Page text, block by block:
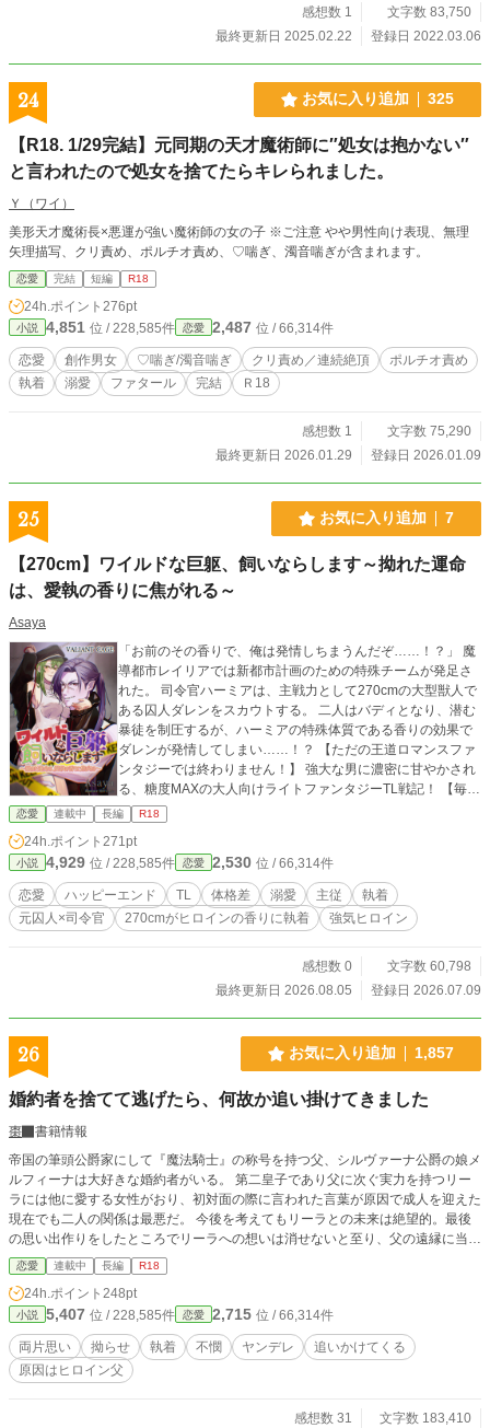
感想数 1
文字数 83,750
最終更新日 2025.02.22
登録日 2022.03.06
24 お気に入り追加 325
【R18. 1/29完結】元同期の天才魔術師に″処女は抱かない″
と言われたので処女を捨てたらキレられました。
Ｙ（ワイ）
美形天才魔術長×悪運が強い魔術師の女の子 ※ご注意 やや男性向け表現、無理
矢理描写、クリ責め、ポルチオ責め、♡喘ぎ、濁音喘ぎが含まれます。
恋愛 完結 短編 R18
24h.ポイント 276pt
小説 4,851 位 / 228,585件 恋愛 2,487 位 / 66,314件
恋愛 創作男女 ♡喘ぎ/濁音喘ぎ クリ責め／連続絶頂
ポルチオ責め
執着
溺愛 ファタール 完結 Ｒ18
感想数 1
文字数 75,290
最終更新日 2026.01.29
登録日 2026.01.09
25 お気に入り追加 7
【270cm】ワイルドな巨躯、飼いならします～拗れた運命
は、愛執の香りに焦がれる～
Asaya
「お前のその香りで、俺は発情しちまうんだぞ……！？」 魔
導都市レイリアでは新都市計画のための特殊チームが発足さ
れた。 司令官ハーミアは、主戦力として270cmの大型獣人で
ある囚人ダレンをスカウトする。 二人はバディとなり、潜む
暴徒を制圧するが、ハーミアの特殊体質である香りの効果で
ダレンが発情してしまい……！？ 【ただの王道ロマンスファ
ンタジーでは終わりません！】 強大な男に濃密に甘やかされ
る、糖度MAXの大人向けライトファンタジーTL戦記！ 【毎日
21:10更新！】 完結までのプロット執筆済み。 9話まで投稿予
約済み、ハピエン確定！約40話で完結予定。 まだまだ濃厚な
R１８回が予定されています。お楽しみに！ X:https://x.com/a
sayahikaru 表紙イラスト：旭谷ヒカル シリーズタイトル：V
ALIANT CAGE
恋愛 連載中 長編 R18
24h.ポイント 271pt
小説 4,929 位 / 228,585件 恋愛 2,530 位 / 66,314件
恋愛 ハッピーエンド TL 体格差 溺愛 主従
執着
元囚人×司令官
270cmがヒロインの香りに執着 強気ヒロイン
感想数 0
文字数 60,798
最終更新日 2026.08.05
登録日 2026.07.09
26 お気に入り追加 1,857
婚約者を捨てて逃げたら、何故か追い掛けてきました
棗
書籍情報
帝国の筆頭公爵家にして『魔法騎士』の称号を持つ父、シルヴァーナ公爵の娘メ
ルフィーナは大好きな婚約者がいる。 第二皇子であり父に次ぐ実力を持つリー
ラには他に愛する女性がおり、初対面の際に言われた言葉が原因で成人を迎えた
現在でも二人の関係は最悪だ。 今後を考えてもリーラとの未来は絶望的。最後
の思い出作りをしたところでリーラへの想いは消せないと至り、父の遠縁に当た
る公爵家に身を寄せた。 ここでリーラのことを思い出さないようにし、シルヴ
ァーナ家の後継を作る為に相応しい相手を見つけ、主人たる公爵令嬢には許可を
得て（当の本人に拒否権はない）子供が欲しいと迫っている時に――何故かリー
ラが追いかけてきた。 ※ムーンライトさんにも公開中。 ※年齢制限をR18に変
更、タグの元鞘を消しました。
恋愛 連載中 長編 R18
24h.ポイント 248pt
小説 5,407 位 / 228,585件 恋愛 2,715 位 / 66,314件
両片思い 拗らせ 執着 不憫 ヤンデレ
追いかけてくる
原因はヒロイン父
感想数 31
文字数 183,410